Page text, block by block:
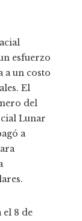
esfuerzo
a un costo
El
del
Lunar
a
el 8 de